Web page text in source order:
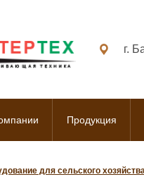
г.
Продукция
для сельского